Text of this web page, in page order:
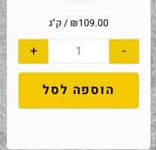
₪109.00 / ק"ג
-
+
הוספה לסל